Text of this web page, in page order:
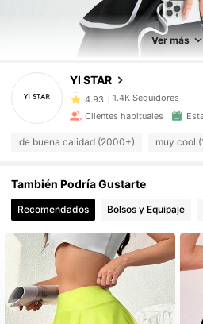
Ver más
YI STAR
4.93 1.4K Seguidores
4.93 1.4K Seguidores
4.93
4.93 1.4K Seguidores
4.93 1.4K Seguidores
4.93 1.4K Seguidores
1.4K Seguidores
Clientes habituales
de buena calidad (2000+) muy cool
También Podría Gustarte
Recomendados Bolsos y Equipaje